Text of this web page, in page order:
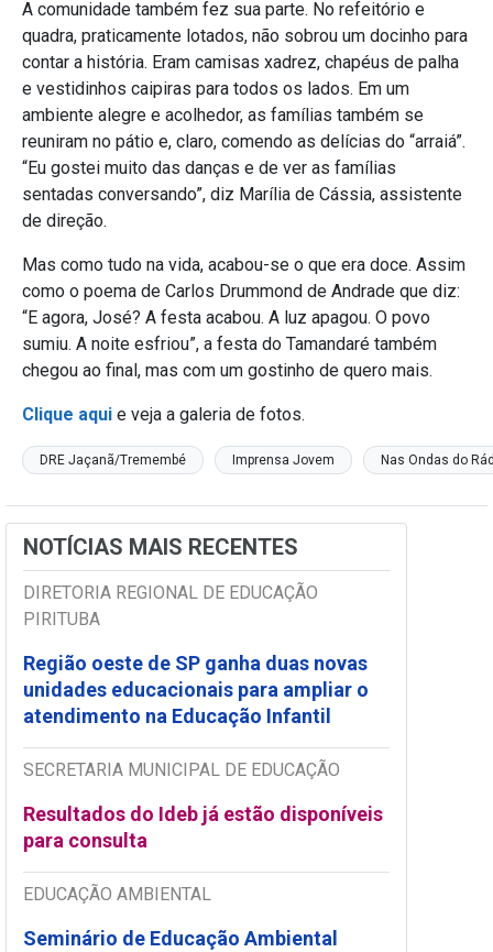
A comunidade também fez sua parte. No refeitório e
quadra, praticamente lotados, não sobrou um docinho para
contar a história. Eram camisas xadrez, chapéus de palha
e vestidinhos caipiras para todos os lados. Em um
ambiente alegre e acolhedor, as famílias também se
reuniram no pátio e, claro, comendo as delícias do “arraiá”.
“Eu gostei muito das danças e de ver as famílias
sentadas conversando”, diz Marília de Cássia, assistente
de direção.
Mas como tudo na vida, acabou-se o que era doce. Assim
como o poema de Carlos Drummond de Andrade que diz:
“E agora, José? A festa acabou. A luz apagou. O povo
sumiu. A noite esfriou”, a festa do Tamandaré também
chegou ao final, mas com um gostinho de quero mais.
Clique aqui e veja a galeria de fotos.
DRE Jaçanã/Tremembé Imprensa Jovem Nas Ondas do
NOTÍCIAS MAIS RECENTES
DIRETORIA REGIONAL DE EDUCAÇÃO
PIRITUBA
Região oeste de SP ganha duas novas
unidades educacionais para ampliar o
atendimento na Educação Infantil
SECRETARIA MUNICIPAL DE EDUCAÇÃO
Resultados do Ideb já estão disponíveis
para consulta
EDUCAÇÃO AMBIENTAL
Seminário de Educação Ambiental